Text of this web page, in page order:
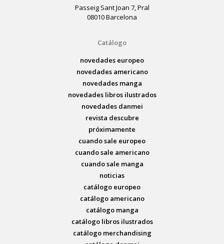
Passeig Sant Joan 7, Pral
08010 Barcelona
Catálogo
novedades europeo
novedades americano
novedades manga
novedades libros ilustrados
novedades danmei
revista descubre
próximamente
cuando sale europeo
cuando sale americano
cuando sale manga
noticias
catálogo europeo
catálogo americano
catálogo manga
catálogo libros ilustrados
catálogo merchandising